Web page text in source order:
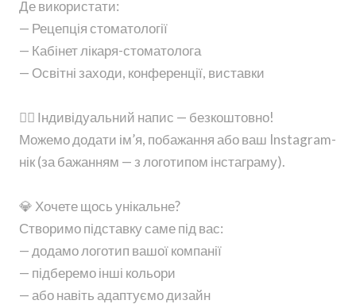
Де використати:
— Рецепція стоматології
— Кабінет лікаря-стоматолога
— Освітні заходи, конференції, виставки
👩‍⚕️ Індивідуальний напис — безкоштовно!
Можемо додати ім’я, побажання або ваш Instagram-
нік (за бажанням — з логотипом інстаграму).
💎 Хочете щось унікальне?
Створимо підставку саме під вас:
— додамо логотип вашої компанії
— підберемо інші кольори
— або навіть адаптуємо дизайн